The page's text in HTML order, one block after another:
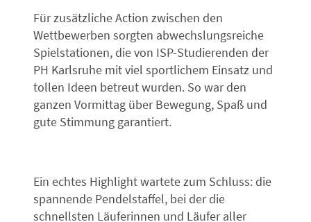
Für zusätzliche Action zwischen den
Wettbewerben sorgten abwechslungsreiche
Spielstationen, die von ISP-Studierenden der
PH Karlsruhe mit viel sportlichem Einsatz und
tollen Ideen betreut wurden. So war den
ganzen Vormittag über Bewegung, Spaß und
gute Stimmung garantiert.
Ein echtes Highlight wartete zum Schluss: die
spannende Pendelstaffel, bei der die
schnellsten Läuferinnen und Läufer aller